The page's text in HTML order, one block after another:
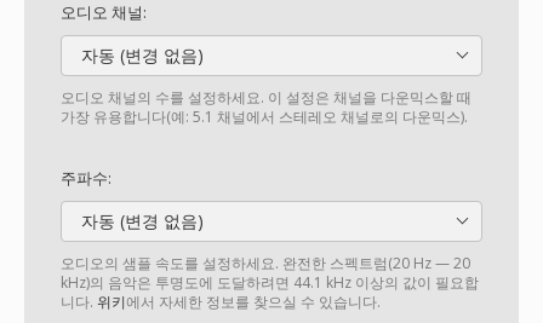
오디오 채널:
자동 (변경 없음)
오디오 채널의 수를 설정하세요. 이 설정은 채널을 다운믹스할 때
가장 유용합니다(예: 5.1 채널에서 스테레오 채널로의 다운믹스).
주파수:
자동 (변경 없음)
오디오의 샘플 속도를 설정하세요. 완전한 스펙트럼(20 Hz — 20
kHz)의 음악은 투명도에 도달하려면 44.1 kHz 이상의 값이 필요합
니다. 위키에서 자세한 정보를 찾으실 수 있습니다.